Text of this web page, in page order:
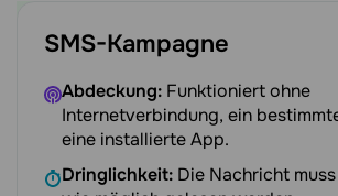
SMS-Kampagne
Abdeckung: Funktioniert ohne
Internetverbindung, ein
eine installierte App.
Dringlichkeit: Die Nachricht